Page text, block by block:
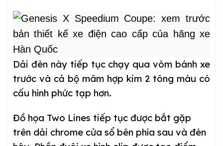
Dải đèn này tiếp tục chạy qua vòm bánh xe
trước và cả bộ mâm hợp kim 2 tông màu có
cấu hình phức tạp hơn.
Đồ họa Two Lines tiếp tục được bắt gặp
trên dải chrome cửa sổ bên phía sau và đèn